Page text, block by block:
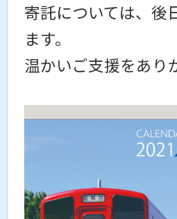
寄託については、後
ます。
温かいご支援をあり